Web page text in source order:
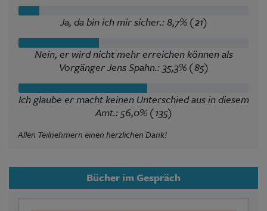
Ja, da bin ich mir sicher.: 8,7% (21)
Nein, er wird nicht mehr erreichen können als
Vorgänger Jens Spahn.: 35,3% (85)
Ich glaube er macht keinen Unterschied aus in diesem
Amt.: 56,0% (135)
Allen Teilnehmern einen herzlichen Dank!
Bücher im Gespräch